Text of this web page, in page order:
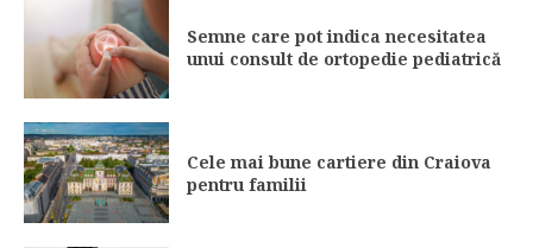
Semne care pot indica necesitatea
unui consult de ortopedie pediatrică
Cele mai bune cartiere din Craiova
pentru familii